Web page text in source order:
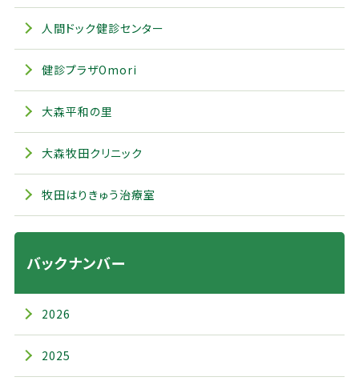
人間ドック健診センター
健診プラザOmori
大森平和の里
大森牧田クリニック
牧田はりきゅう治療室
バックナンバー
2026
2025